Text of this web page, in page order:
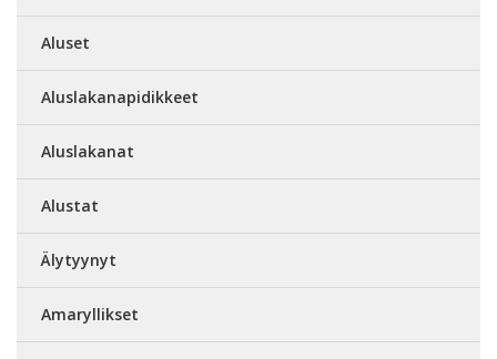
Aluset
Aluslakanapidikkeet
Aluslakanat
Alustat
Älytyynyt
Amaryllikset